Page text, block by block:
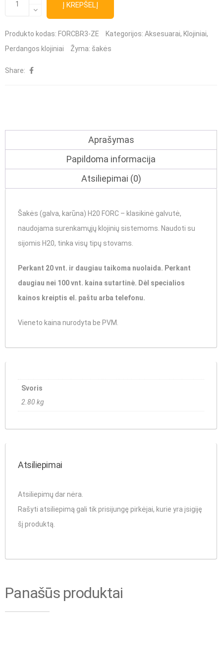
H20
Į KREPŠELĮ
Produkto kodas: FORCBR3-ZE Kategorijos: Aksesuarai, Klojiniai,
Perdangos klojiniai
Žyma: šakės
Share:
Aprašymas
Papildoma informacija
Atsiliepimai (0)
Šakės (galva, karūna) H20 FORC – klasikinė galvutė,
naudojama surenkamųjų klojinių sistemoms. Naudoti su
sijomis H20, tinka visų tipų stovams.
Perkant 20 vnt. ir daugiau taikoma nuolaida. Perkant
daugiau nei 100 vnt. kaina sutartinė. Dėl specialios
kainos kreiptis el. paštu arba telefonu.
Vieneto kaina nurodyta be PVM.
Svoris
2.80 kg
Atsiliepimai
Atsiliepimų dar nėra.
Rašyti atsiliepimą gali tik prisijungę pirkėjai, kurie yra įsigiję
šį produktą.
Panašūs produktai